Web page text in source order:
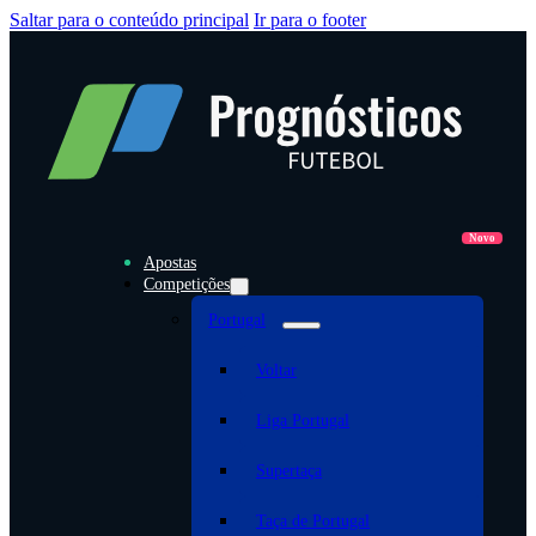
Saltar para o conteúdo principal Ir para o footer
Apostas
Competições
Portugal
Voltar
Liga Portugal
Supertaça
Taça de Portugal